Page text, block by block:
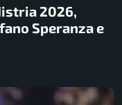
2026,
Speranza e